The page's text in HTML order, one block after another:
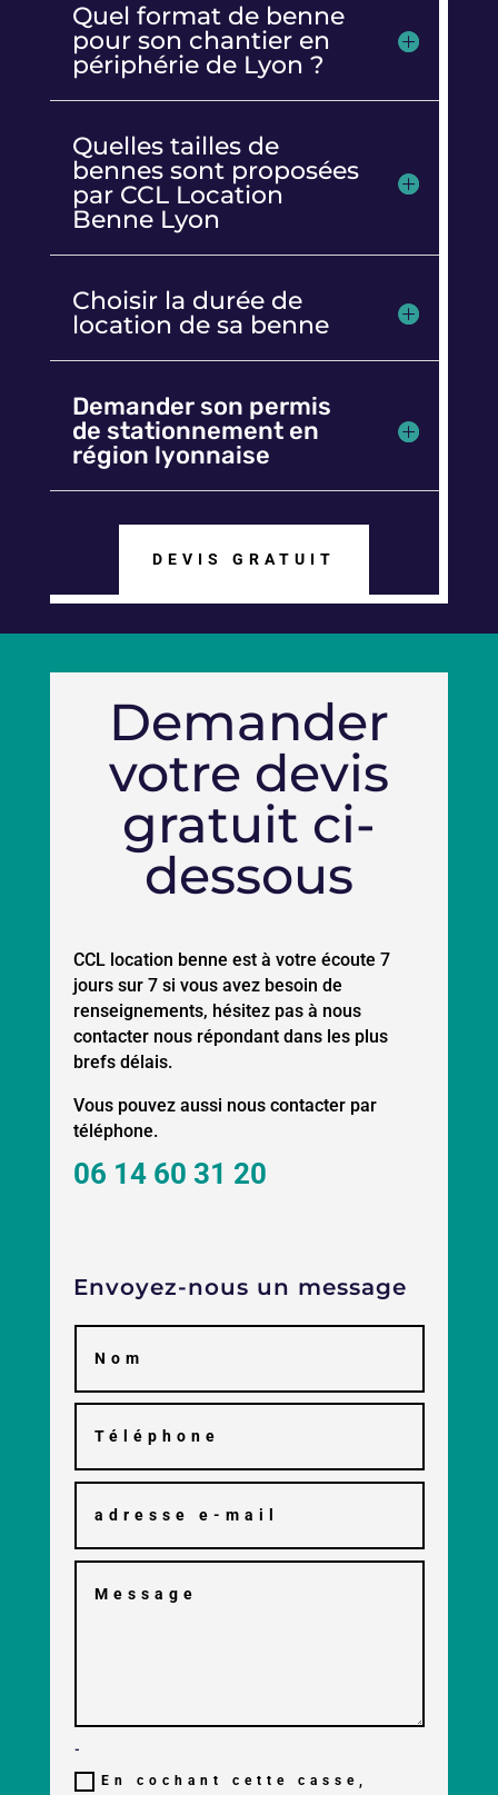
Quel format de benne
pour son chantier en
périphérie de Lyon ?
Quelles tailles de
bennes sont proposées
par CCL Location
Benne Lyon
Choisir la durée de
location de sa benne
Demander son permis
de stationnement en
région lyonnaise
DEVIS GRATUIT
Demander
votre devis
gratuit ci-
dessous
CCL location benne est à votre écoute 7
jours sur 7 si vous avez besoin de
renseignements, hésitez pas à nous
contacter nous répondant dans les plus
brefs délais.
Vous pouvez aussi nous contacter par
téléphone.
06 14 60 31 20
Envoyez-nous un message
-
En cochant cette casse,